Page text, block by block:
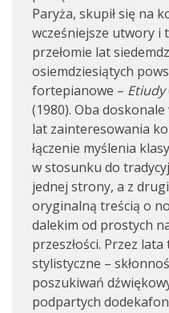
Paryża, skupił się na
wcześniejsze utwory i
przełomie lat
osiemdziesiątych
fortepianowe – Etiudy
(1980). Oba
lat zainteresowania
łączenie myślenia
w stosunku do
jednej strony, a z
oryginalną treścią o
dalekim od prostych
przeszłości. Przez
stylistyczne –
poszukiwań
podpartych